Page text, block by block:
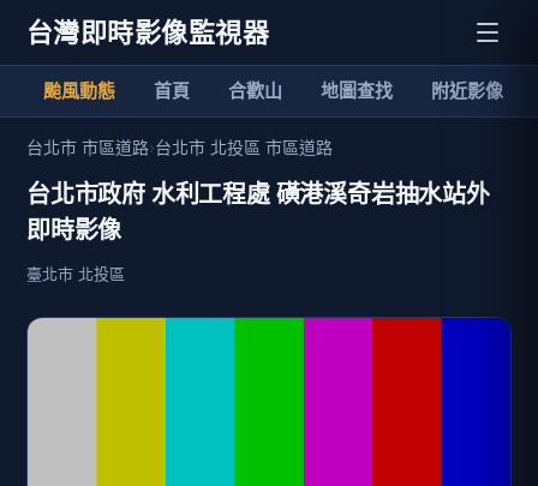
台灣即時影像監視器
颱風動態 首頁 合歡山 地圖查找 附近影像
台北市 市區道路›台北市 北投區 市區道路
台北市政府 水利工程處 磺港溪奇岩抽水站外
即時影像
臺北市 北投區